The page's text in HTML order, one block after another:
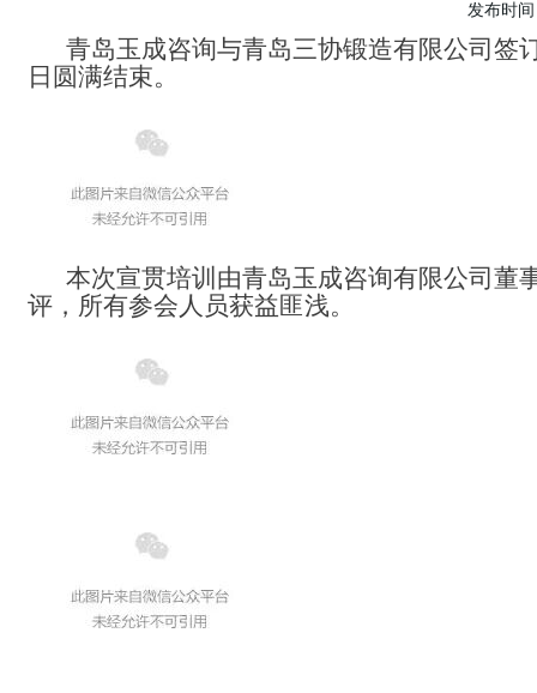
发布时间
青岛玉成咨询与青岛三协锻造有限公司签
日圆满结束。
本次宣贯培训由青岛玉成咨询有限公司董
评，所有参会人员获益匪浅。